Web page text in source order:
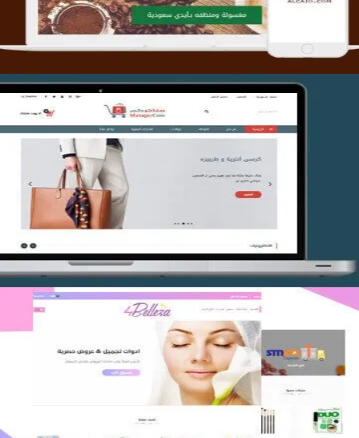
تصميم متجر متاجركم
اعادة تصميم متجر فوربليزا
التفاصيل